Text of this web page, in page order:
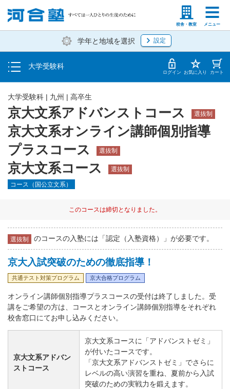
校舎・教室 メニュー
塾生の方 高等学校の先生
学年と地域を選択 設定
大学受験科
入塾説明会・個別相談
学費・入塾手続き方法
入塾から授業開始までのスケジュール ログイン お気に入り カート
京大文系アドバンストコース 選抜制
京大文系オンライン講師個別指導
プラスコース
選抜制
京大文系コース 選抜制
大学受験科 | 九州 | 高卒生
コース（国公立文系）
このコースは締切となりました。
選抜制 のコースの入塾には「認定（入塾資格）」が必要です。
京大入試突破のための徹底指導！
共通テスト対策プログラム 京大合格プログラム
オンライン講師個別指導プラスコースの受付は終了しました。受
講をご希望の方は、コースとオンライン講師個別指導をそれぞれ
校舎窓口にてお申し込みください。
京大文系アドバン
ストコース
京大文系コースに「アドバンストゼミ」
が付いたコースです。
「京大文系アドバンストゼミ」でさらに
レベルの高い演習を重ね、夏前から入試
突破のための実戦力を鍛えます。